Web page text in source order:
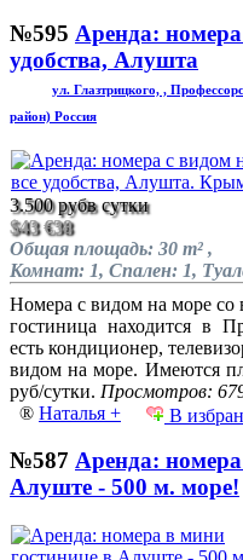
№595 Аренда:
удобства, Алушта
ул. Глазтрицкого, ,
район) Россия
3.500 рубв сутки
$43 €38
Общая площадь: 30 m² ,
Комнат: 1, Спален: 1,
Номера с видом на море
гостиница находится в
есть кондиционер,
видом на море. Имеются
руб/сутки. Просмотров:
® Наталья + В
№587 Аренда:
Алуште - 500 м. море!